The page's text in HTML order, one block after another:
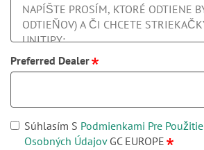
Preferred Dealer
Súhlasím S Podmienkami Pre Použitie
Osobných ÚdajovGC EUROPE